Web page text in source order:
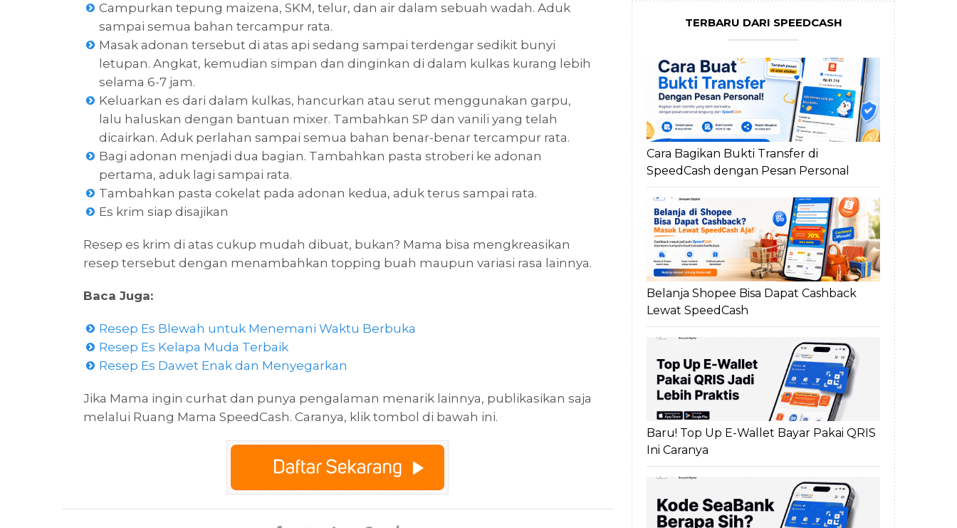
Campurkan tepung maizena, SKM, telur, dan air dalam sebuah wadah. Aduk
sampai semua bahan tercampur rata.
Masak adonan tersebut di atas api sedang sampai terdengar sedikit bunyi
letupan. Angkat, kemudian simpan dan dinginkan di dalam kulkas kurang lebih
selama 6-7 jam.
Keluarkan es dari dalam kulkas, hancurkan atau serut menggunakan garpu,
lalu haluskan dengan bantuan mixer. Tambahkan SP dan vanili yang telah
dicairkan. Aduk perlahan sampai semua bahan benar-benar tercampur rata.
Bagi adonan menjadi dua bagian. Tambahkan pasta stroberi ke adonan
pertama, aduk lagi sampai rata.
Tambahkan pasta cokelat pada adonan kedua, aduk terus sampai rata.
Es krim siap disajikan
Resep es krim di atas cukup mudah dibuat, bukan? Mama bisa mengkreasikan
resep tersebut dengan menambahkan topping buah maupun variasi rasa lainnya.
Baca Juga:
Resep Es Blewah untuk Menemani Waktu Berbuka
Resep Es Kelapa Muda Terbaik
Resep Es Dawet Enak dan Menyegarkan
Jika Mama ingin curhat dan punya pengalaman menarik lainnya, publikasikan saja
melalui Ruang Mama SpeedCash. Caranya, klik tombol di bawah ini.
TERBARU DARI SPEEDCASH
Cara Bagikan Bukti Transfer di
SpeedCash dengan Pesan Personal
Belanja Shopee Bisa Dapat Cashback
Lewat SpeedCash
Baru! Top Up E-Wallet Bayar Pakai QRIS
Ini Caranya